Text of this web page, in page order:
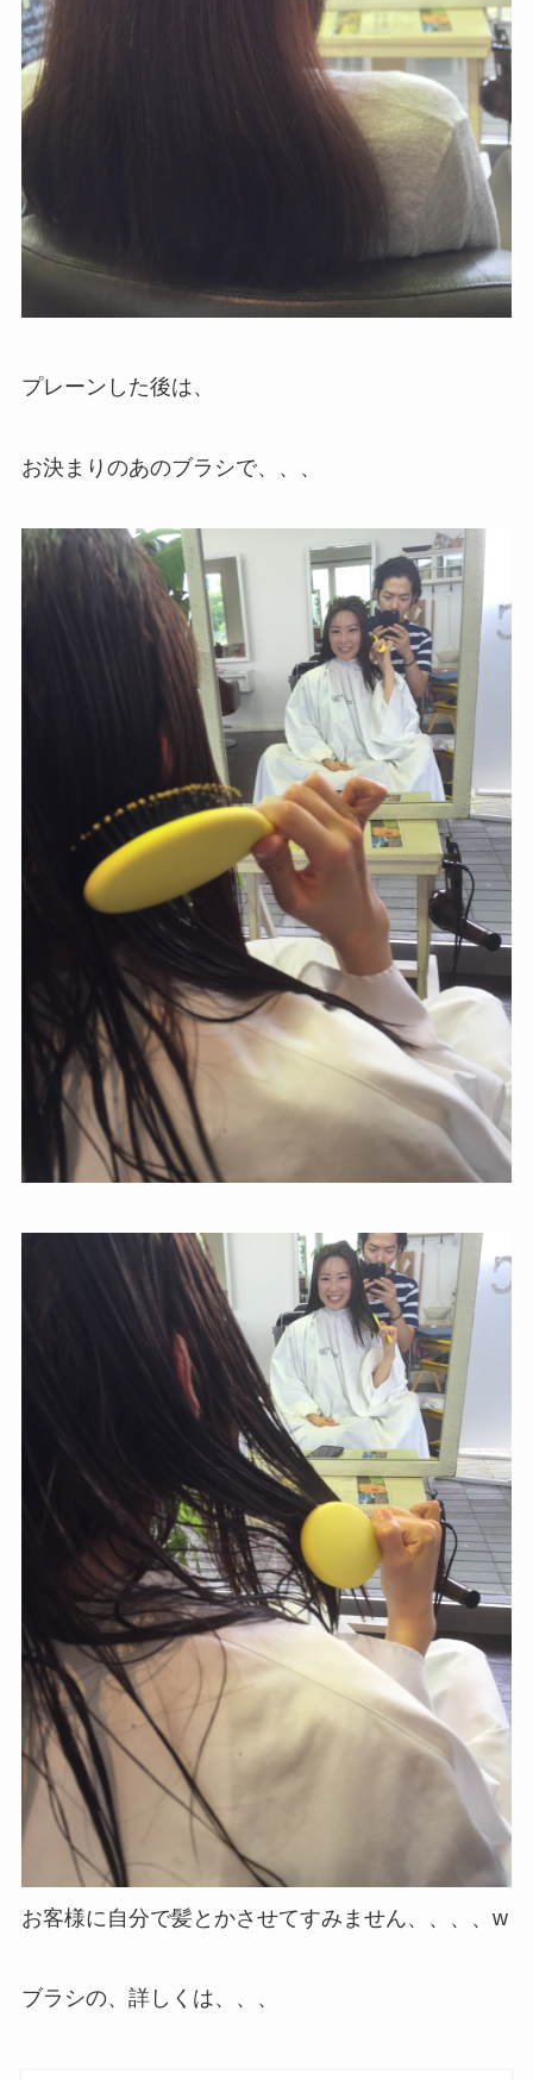
プレーンした後は、
お決まりのあのブラシで、、、
お客様に自分で髪とかさせてすみません、、、、w
ブラシの、詳しくは、、、